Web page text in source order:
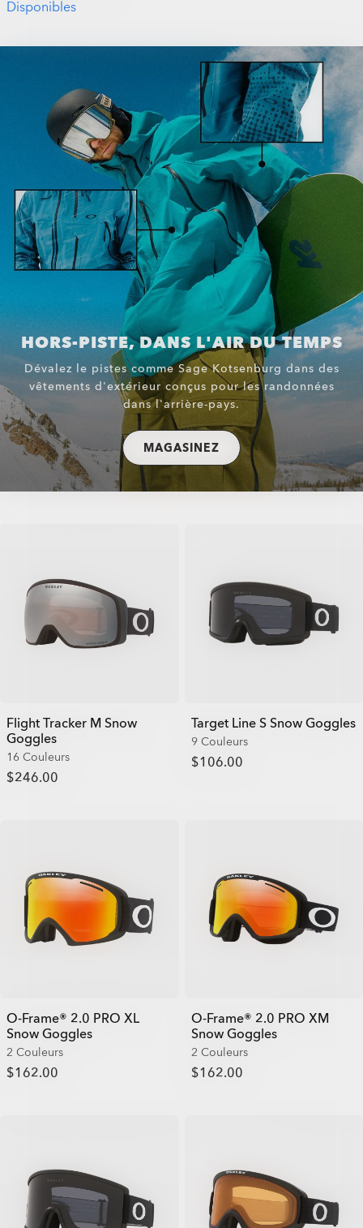
Disponibles
Flight Tracker M Snow
Goggles
16 Couleurs
$246.00
Target Line S Snow Goggles
9 Couleurs
$106.00
O-Frame® 2.0 PRO XL
Snow Goggles
2 Couleurs
$162.00
HORS-PISTE, DANS L'AIR DU TEMPS
Dévalez le pistes comme Sage Kotsenburg dans des
vêtements d'extérieur conçus pour les randonnées
dans l'arrière-pays.
MAGASINEZ
O-Frame® 2.0 PRO XM
Snow Goggles
2 Couleurs
$162.00